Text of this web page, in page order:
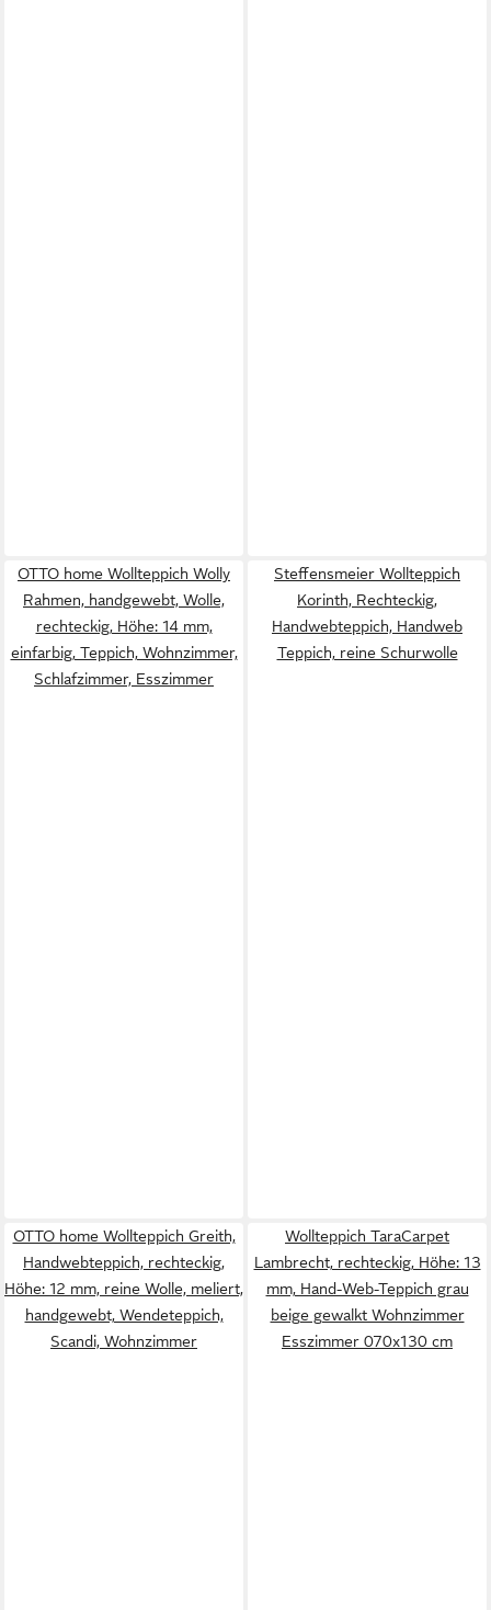
OTTO home Wollteppich Wolly
Rahmen, handgewebt, Wolle,
rechteckig, Höhe: 14 mm,
einfarbig, Teppich, Wohnzimmer,
Schlafzimmer, Esszimmer
Steffensmeier Wollteppich
Korinth, Rechteckig,
Handwebteppich, Handweb
Teppich, reine Schurwolle
OTTO home Wollteppich Greith,
Handwebteppich, rechteckig,
Höhe: 12 mm, reine Wolle, meliert,
handgewebt, Wendeteppich,
Scandi, Wohnzimmer
Wollteppich TaraCarpet
Lambrecht, rechteckig, Höhe: 13
mm, Hand-Web-Teppich grau
beige gewalkt Wohnzimmer
Esszimmer 070x130 cm